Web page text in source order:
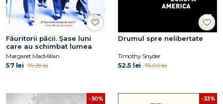
Făuritorii păcii. Șase luni
care au schimbat lumea
Margaret MacMillan
57 lei 79.29 lei
Drumul spre nelibertate
Timothy Snyder
52.5 lei 75.00 lei
-30% -33%